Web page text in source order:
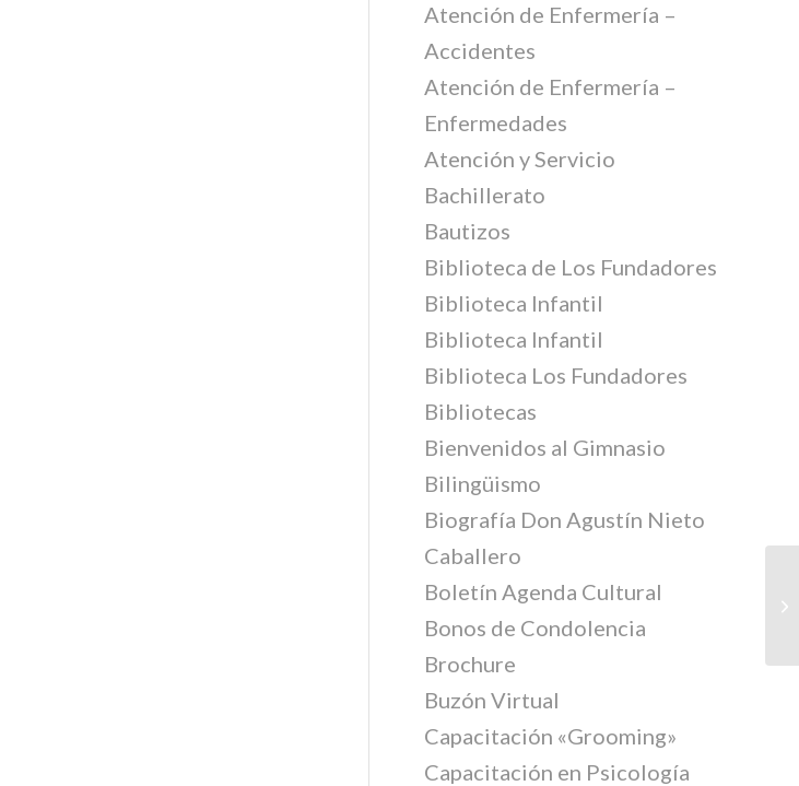
Atención de Enfermería –
Accidentes
Atención de Enfermería –
Enfermedades
Atención y Servicio
Bachillerato
Bautizos
Biblioteca de Los Fundadores
Biblioteca Infantil
Biblioteca Infantil
Biblioteca Los Fundadores
Bibliotecas
Bienvenidos al Gimnasio
Bilingüismo
Biografía Don Agustín Nieto
Caballero
Boletín Agenda Cultural
Bonos de Condolencia
Brochure
Buzón Virtual
Capacitación «Grooming»
Capacitación en Psicología